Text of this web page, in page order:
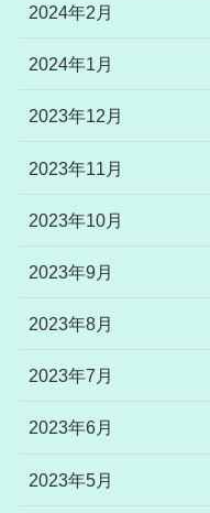
2024年2月
2024年1月
2023年12月
2023年11月
2023年10月
2023年9月
2023年8月
2023年7月
2023年6月
2023年5月